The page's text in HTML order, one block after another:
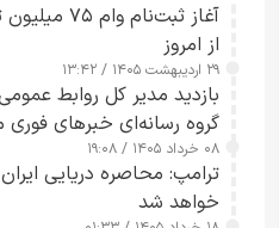
آغاز
از امروز
۲۹ اردیبهشت ۱۴۰۵ / ۱۳:۴۲
بازدید مدیر کل روابط
گروه رسانه‌ای خبرهای
رسانه‌های هوشمند و مسئول
۰۸ خرداد ۱۴۰۵ / ۱۹:۰۸
ترامپ: محاصره دریایی
خواهد شد